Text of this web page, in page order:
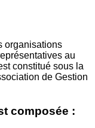
organisations
au
constitué sous la
de Gestion
composée :